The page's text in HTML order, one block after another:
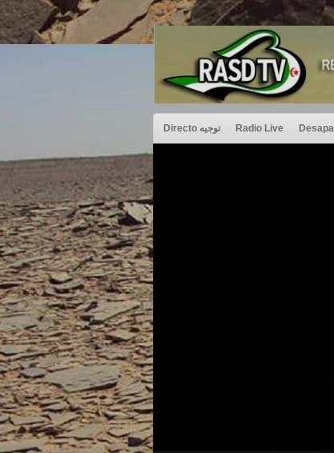
Directo توجيه Radio Live